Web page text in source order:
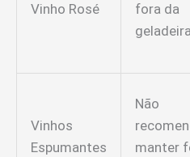
Vinho Rosé
fora da
geladeira
Vinhos
Espumantes
Não
manter